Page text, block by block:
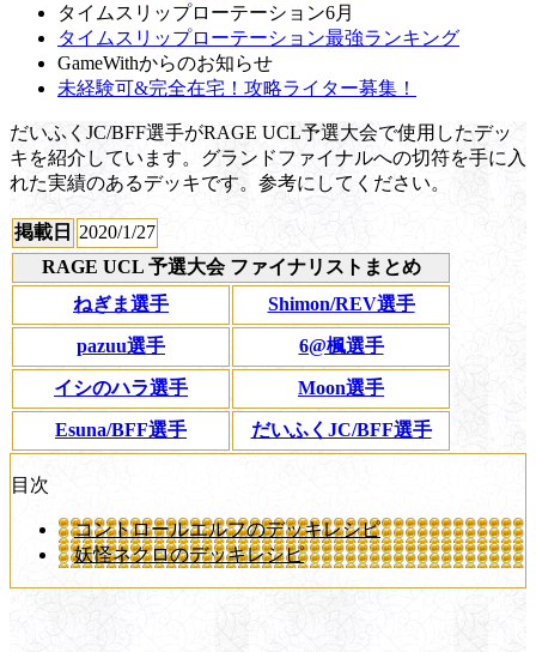
タイムスリップローテーション6月
タイムスリップローテーション最強ランキング
GameWithからのお知らせ
未経験可&完全在宅！攻略ライター募集！
だいふくJC/BFF選手がRAGE UCL予選大会で使用したデッ
キを紹介しています。グランドファイナルへの切符を手に入
れた実績のあるデッキです。参考にしてください。
掲載日
2020/1/27
RAGE UCL 予選大会 ファイナリストまとめ
ねぎま選手
Shimon/REV選手
pazuu選手 6@楓選手
イシのハラ選手 Moon選手
Esuna/BFF選手 だいふくJC/BFF選手
目次
コントロールエルフのデッキレシピ
妖怪ネクロのデッキレシピ